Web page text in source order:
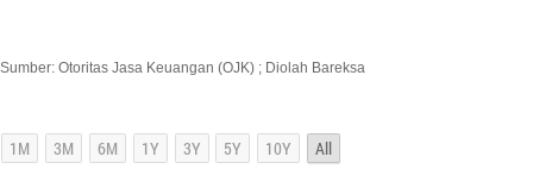
Sumber: Otoritas Jasa Keuangan (OJK) ; Diolah Bareksa